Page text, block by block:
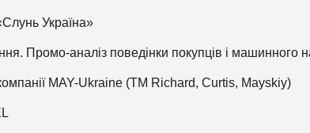
Україна»
Промо-аналіз поведінки покупців і машинного
MAY-Ukraine (ТМ Richard, Curtis, Mayskiy)